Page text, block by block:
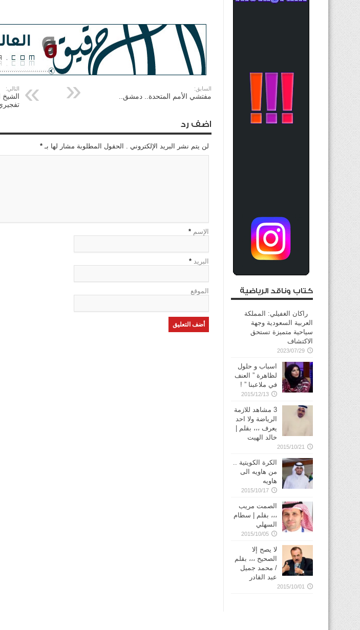
السابق:
مفتشي الأمم المتحدة.. دمشق..
التالي:
الشيخ
اضف رد
لن يتم نشر البريد الإلكتروني . الحقول المطلوبة مشار لها بـ *
الإسم *
البريد *
الموقع كتاب وناقد الرياضية
راكان الغفيلي: المملكة
العربية السعودية وجهة
سياحية متميزة تستحق
الاكتشاف
2023/07/29
اسباب و حلول
لظاهرة ” العنف
في ملاعبنا ” !
2015/12/13
3 مشاهد للازمة
الرياضة ولا احد
يعرف ،،، بقلم |
خالد الهيت
2015/10/21
الكرة الكويتية ..
من هاويه الى
هاويه
2015/10/17
الصمت مريب
،،، بقلم | سطام
السهلي
2015/10/05
لا يصح إلا
الصحيح ،،، بقلم
/ محمد جميل
عبد القادر
2015/10/01